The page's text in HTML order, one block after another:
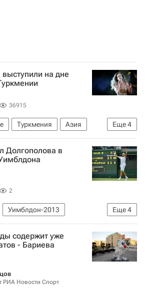
на дне
36915
Еще4
Туркмения
Азия
Бердымухамедов
Дженнифер Лопес
Долгополова в
2
Еще4
Уимблдон-2013
Додиг
Давид Феррер
содержит уже
- Бариева
РИА Новости Спорт